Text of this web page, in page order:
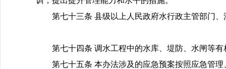
第七十三条 县级以上人民政府水行政主管部门
第七十四条 调水工程中的水库、堤防、水闸等
第七十五条 本办法涉及的应急预案按照应急管